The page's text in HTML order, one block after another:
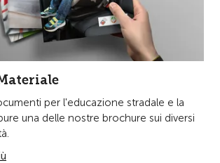
per l'educazione stradale e la
una delle nostre brochure sui diversi